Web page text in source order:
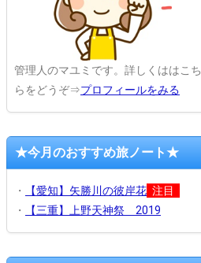
管理人のマユミです。詳しくははこち
らをどうぞ⇒プロフィールをみる
★今月のおすすめ旅ノート★
・ 【愛知】矢勝川の彼岸花 注目
・
【三重】上野天神祭 2019